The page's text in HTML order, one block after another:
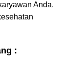
Anda.
: